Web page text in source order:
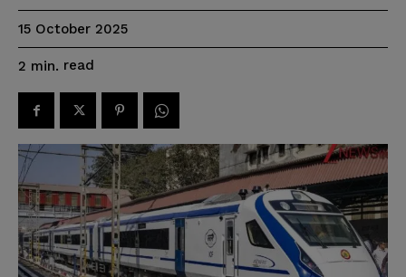
15 October 2025
2 min. read